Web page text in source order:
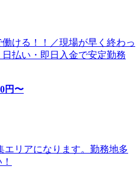
ける！！／現場が早く終わっ
払い・即日入金で安定勤務
円〜
リアになります。勤務地多